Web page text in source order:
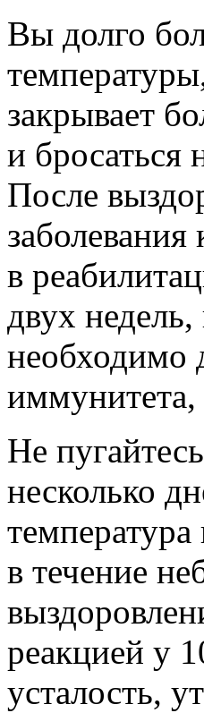
Вы долго
закрывает
и бросаться
После
в
двух
необходимо
иммунитета,
Не
несколько
в течение
реакцией у
усталость,